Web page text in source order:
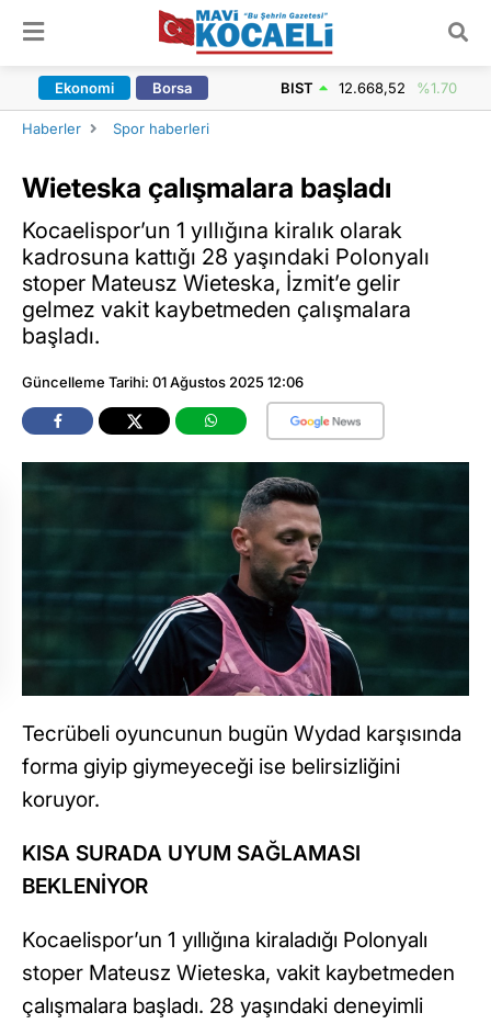
Ekonomi Borsa BIST 12.668,52 %1.70
Haberler Spor haberleri
Wieteska çalışmalara başladı
Kocaelispor’un 1 yıllığına kiralık olarak
kadrosuna kattığı 28 yaşındaki Polonyalı
stoper Mateusz Wieteska, İzmit’e gelir
gelmez vakit kaybetmeden çalışmalara
başladı.
Güncelleme Tarihi: 01 Ağustos 2025 12:06
Tecrübeli oyuncunun bugün Wydad karşısında
forma giyip giymeyeceği ise belirsizliğini
koruyor.
KISA SURADA UYUM SAĞLAMASI
BEKLENİYOR
Kocaelispor’un 1 yıllığına kiraladığı Polonyalı
stoper Mateusz Wieteska, vakit kaybetmeden
çalışmalara başladı. 28 yaşındaki deneyimli